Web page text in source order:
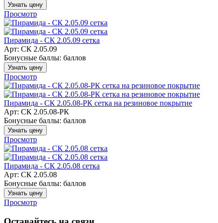
Узнать цену
Просмотр
Пирамида - СК 2.05.09 сетка
Арт: СК 2.05.09
Бонусные баллы: баллов
Узнать цену
Просмотр
Пирамида - СК 2.05.08-РК сетка на резиновое покрытие
Арт: СК 2.05.08-РК
Бонусные баллы: баллов
Узнать цену
Просмотр
Пирамида - СК 2.05.08 сетка
Арт: СК 2.05.08
Бонусные баллы: баллов
Узнать цену
Просмотр